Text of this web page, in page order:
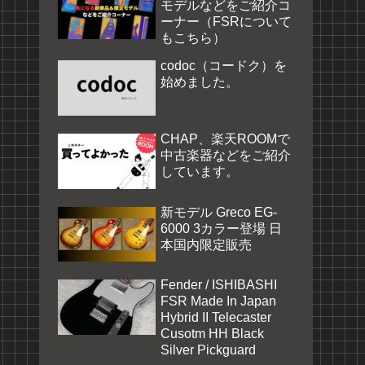
モデルなどをご紹介コ
ーナー（FSRについて
もこちら）
codoc（コードク）を
始めました。
CHAP、楽天ROOMで
中古楽器などをご紹介
しています。
新モデル Greco EG-
6000 3カラー登場 日
本国内限定販売
Fender / ISHIBASHI
FSR Made In Japan
Hybrid II Telecaster
Cusotm HH Black
Silver Pickguard